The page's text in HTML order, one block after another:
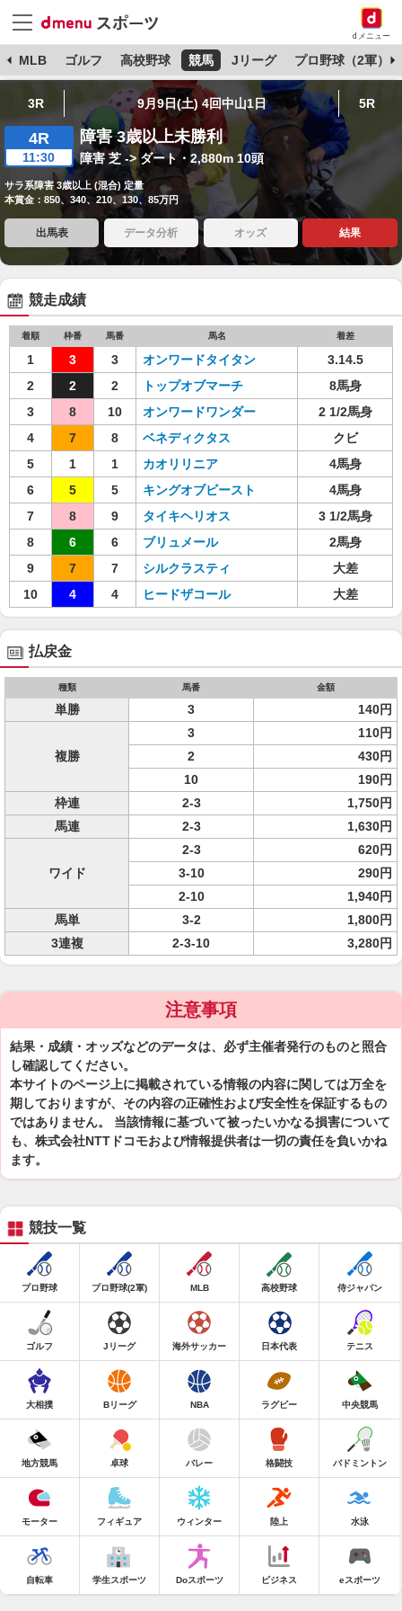
dメニュー
MLB ゴルフ 高校野球 競馬 Jリーグ プロ野球（2軍）
3R 9月9日(土) 4回中山1日 5R
4R
11:30
障害 3歳以上未勝利
障害 芝 -> ダート・2,880m 10頭
サラ系障害 3歳以上 (混合) 定量
本賞金：850、340、210、130、85万円
出馬表 データ分析 オッズ 結果
競走成績
着順 枠番 馬番 馬名 着差
1 3 3 オンワードタイタン
3.14.5
2
2 2 トップオブマーチ
8馬身
3
8 10 オンワードワンダー
2 1/2馬身
4
7 8 ベネディクタス
クビ
5
1 1 カオリリニア
4馬身
6
5 5 キングオブビースト
4馬身
7
8 9 タイキヘリオス
3 1/2馬身
8
6 6 ブリュメール
2馬身
9
7 7 シルクラスティ
大差
10
4 4 ヒードザコール 大差
払戻金
種類 馬番 金額
単勝 3 140円
複勝
3
110円
2
430円
10
190円
枠連
2-3
1,750円
馬連
2-3 1,630円
ワイド
2-3
620円
3-10
290円
2-10
1,940円
馬単
3-2
1,800円
3連複
2-3-10 3,280円
注意事項
結果・成績・オッズなどのデータは、必ず主催者発行のものと照合
し確認してください。
本サイトのページ上に掲載されている情報の内容に関しては万全を
期しておりますが、その内容の正確性および安全性を保証するもの
ではありません。 当該情報に基づいて被ったいかなる損害について
も、株式会社NTTドコモおよび情報提供者は一切の責任を負いかね
ます。
競技一覧
プロ野球 プロ野球(2軍) MLB 高校野球 侍ジャパン
ゴルフ Jリーグ 海外サッカー 日本代表 テニス
大相撲 Bリーグ NBA ラグビー 中央競馬
地方競馬 卓球 バレー 格闘技 バドミントン
モーター フィギュア ウィンター 陸上 水泳
自転車 学生スポーツ Doスポーツ ビジネス eスポーツ